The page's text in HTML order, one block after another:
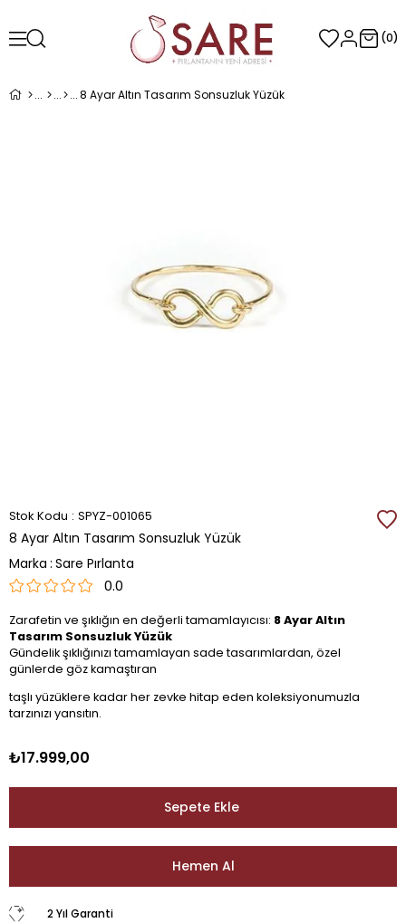
0
8 Ayar Altın Tasarım Sonsuzluk Yüzük
Stok Kodu SPYZ-001065
8 Ayar Altın Tasarım Sonsuzluk Yüzük
Marka : Sare Pırlanta
0.0
Zarafetin ve şıklığın en değerli tamamlayıcısı: 8 Ayar Altın
Tasarım Sonsuzluk Yüzük
Gündelik şıklığınızı tamamlayan sade tasarımlardan, özel
günlerde göz kamaştıran
taşlı yüzüklere kadar her zevke hitap eden koleksiyonumuzla
tarzınızı yansıtın.
₺17.999,00
2 Yıl Garanti